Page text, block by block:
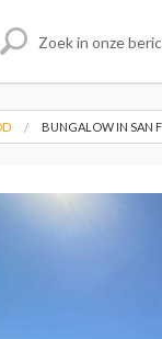
BUNGALOW IN SAN